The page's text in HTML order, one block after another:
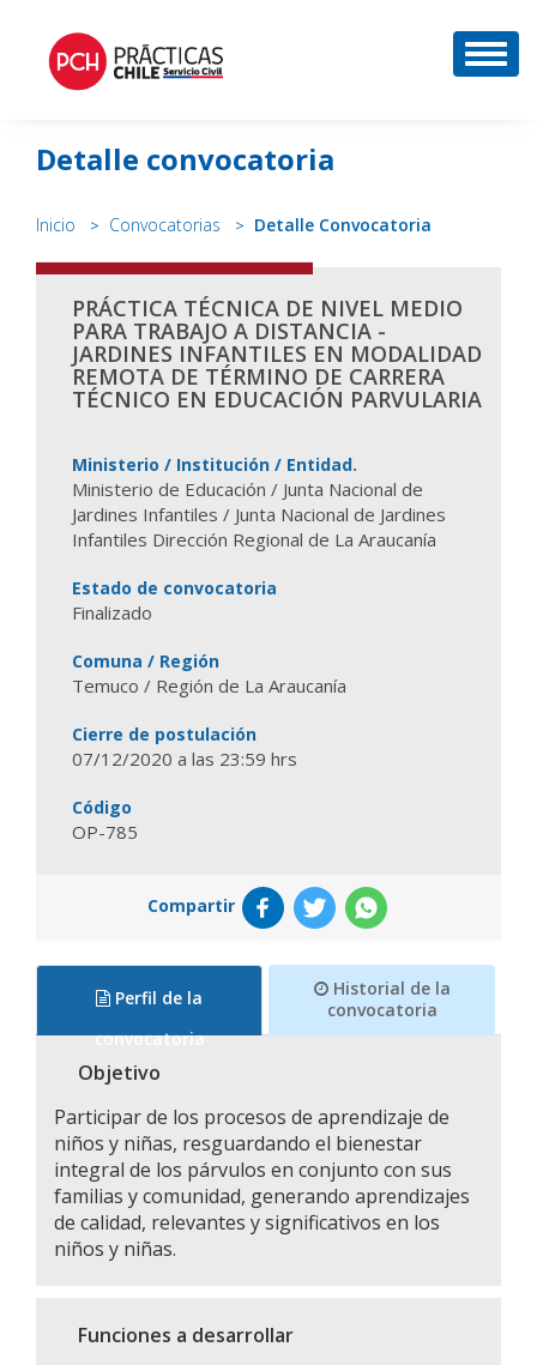
Detalle convocatoria
Inicio Convocatorias Detalle Convocatoria
PRÁCTICA TÉCNICA DE NIVEL MEDIO
PARA TRABAJO A DISTANCIA -
JARDINES INFANTILES EN MODALIDAD
REMOTA DE TÉRMINO DE CARRERA
TÉCNICO EN EDUCACIÓN PARVULARIA
Ministerio / Institución / Entidad.
Ministerio de Educación / Junta Nacional de
Jardines Infantiles / Junta Nacional de Jardines
Infantiles Dirección Regional de La Araucanía
Estado de convocatoria
Finalizado
Comuna / Región
Temuco / Región de La Araucanía
Cierre de postulación
07/12/2020 a las 23:59 hrs
Código
OP-785
Compartir
Perfil de la
convocatoria
Historial de la
convocatoria
Objetivo
Participar de los procesos de aprendizaje de
niños y niñas, resguardando el bienestar
integral de los párvulos en conjunto con sus
familias y comunidad, generando aprendizajes
de calidad, relevantes y significativos en los
niños y niñas.
Funciones a desarrollar